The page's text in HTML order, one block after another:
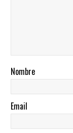
Nombre
Email